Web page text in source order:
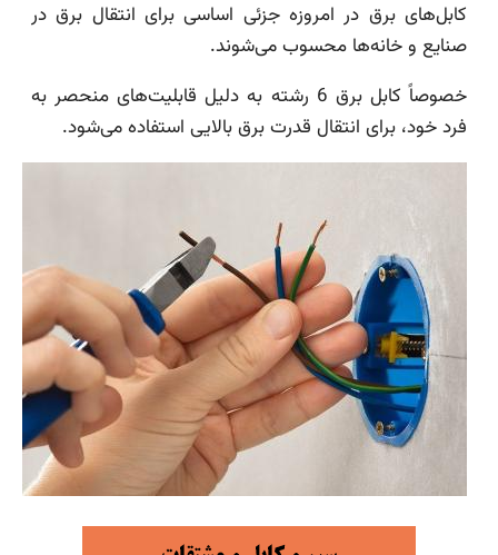
کابل‌های برق در امروزه جزئی اساسی برای انتقال برق در
صنایع و خانه‌ها محسوب می‌شوند.
خصوصاً کابل برق 6 رشته به دلیل قابلیت‌های منحصر به
فرد خود، برای انتقال قدرت برق بالایی استفاده می‌شود.